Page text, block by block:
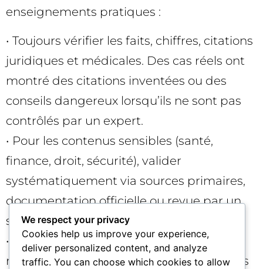
enseignements pratiques :
• Toujours vérifier les faits, chiffres, citations
juridiques et médicales. Des cas réels ont
montré des citations inventées ou des
conseils dangereux lorsqu’ils ne sont pas
contrôlés par un expert.
• Pour les contenus sensibles (santé,
finance, droit, sécurité), valider
systématiquement via sources primaires,
documentation officielle ou revue par un
spécialiste.
• Demander des sources, croiser l’info,
reformuler votre prompt pour obtenir des
We respect your privacy
Cookies help us improve your experience,
deliver personalized content, and analyze
traffic. You can choose which cookies to allow